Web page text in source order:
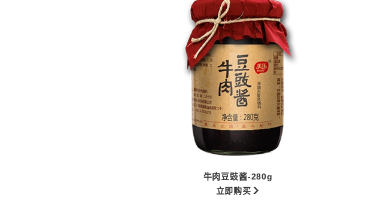
牛肉豆豉酱-280g
立即购买